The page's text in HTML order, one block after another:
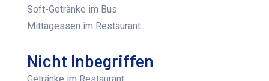
Soft-Getränke im Bus
Mittagessen im Restaurant
Nicht Inbegriffen